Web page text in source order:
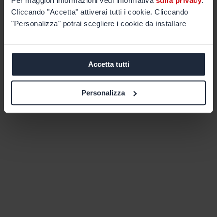
Cliccando "Accetta" attiverai tutti i cookie. Cliccando
"Personalizza" potrai scegliere i cookie da installare
Accetta tutti
Personalizza